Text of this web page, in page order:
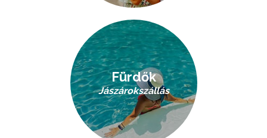
Fürdők
Jászárokszállás